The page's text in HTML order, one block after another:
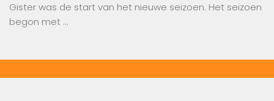
Gister was de start van het nieuwe seizoen. Het seizoen
begon met …